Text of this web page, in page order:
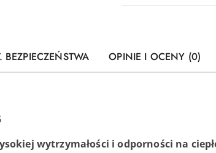
BEZPIECZEŃSTWA OPINIE I OCENY (0)
wytrzymałości i odporności na